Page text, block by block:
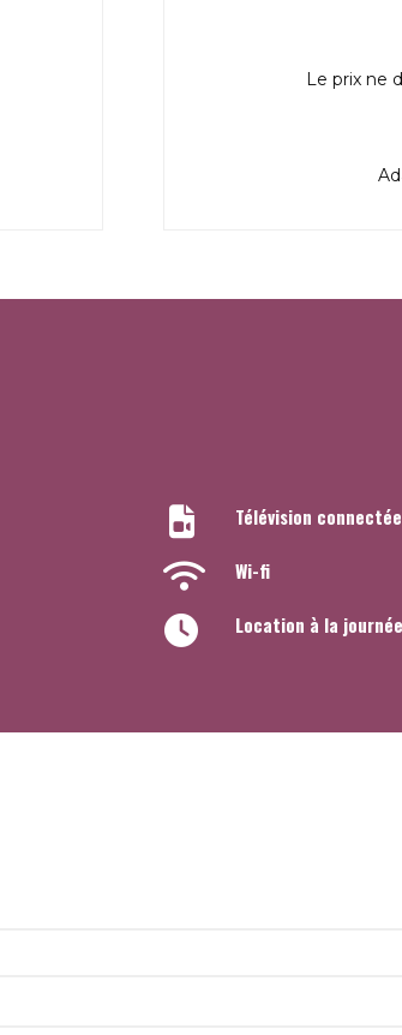
Le prix ne
Télévision
Wi-fi
Location à la journée